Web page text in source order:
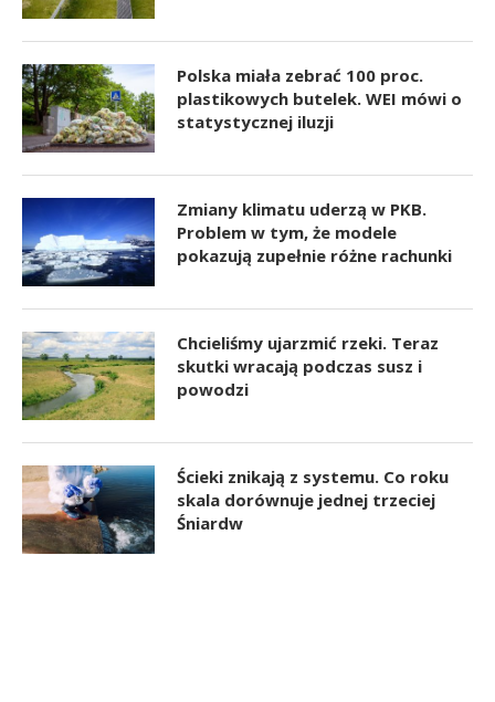
Polska miała zebrać 100 proc.
plastikowych butelek. WEI mówi o
statystycznej iluzji
Zmiany klimatu uderzą w PKB.
Problem w tym, że modele
pokazują zupełnie różne rachunki
Chcieliśmy ujarzmić rzeki. Teraz
skutki wracają podczas susz i
powodzi
Ścieki znikają z systemu. Co roku
skala dorównuje jednej trzeciej
Śniardw